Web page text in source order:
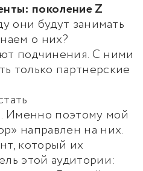
поколение Z
они будут занимать
о них?
подчинения. С ними
только партнерские
Именно поэтому мой
направлен на них.
который их
этой аудитории: